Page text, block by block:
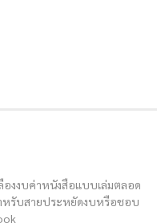
องงบค่าหนังสือแบบเล่มตลอด
ำหรับสายประหยัดงบหรือชอบ